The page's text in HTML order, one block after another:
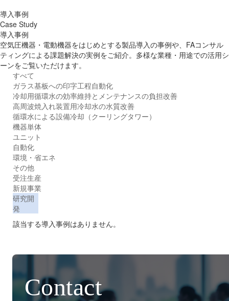
導入事例
Case Study
導入事例
空気圧機器・電動機器をはじめとする製品導入の事例や、FAコンサル
ティングによる課題解決の実例をご紹介。多様な業種・用途での活用シ
ーンをご覧いただけます。
すべて
ガラス基板への印字工程自動化
冷却用循環水の効率維持とメンテナンスの負担改善
高周波焼入れ装置用冷却水の水質改善
循環水による設備冷却（クーリングタワー）
機器単体
ユニット
自動化
環境・省エネ
その他
受注生産
新規事業
研究開
発
該当する導入事例はありません。
Contact